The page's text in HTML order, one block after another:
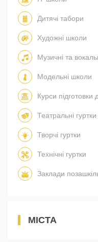
Дитячі табори
Художні школи
Музичні та
Модельні школи
Курси
Театральні гуртки
Творчі гуртки
Технічні гуртки
Заклади
МІСТА